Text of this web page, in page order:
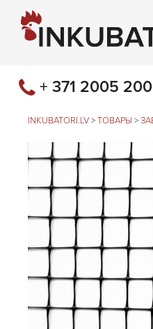
+ 371 2005
INKUBATORI.LV > ТОВАРЫ >